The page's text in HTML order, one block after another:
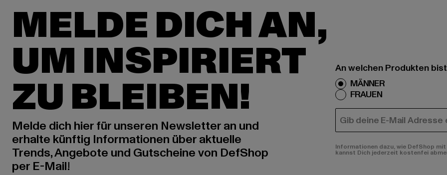
MELDE DICH AN,
UM INSPIRIERT
ZU BLEIBEN!
Melde dich hier für unseren Newsletter an und
erhalte künftig Informationen über aktuelle
Trends, Angebote und Gutscheine von DefShop
per E-Mail!
An welchen Produkten
MÄNNER
FRAUEN
E-MAIL
Informationen dazu, wie DefShop
kannst Dich jederzeit kostenfei